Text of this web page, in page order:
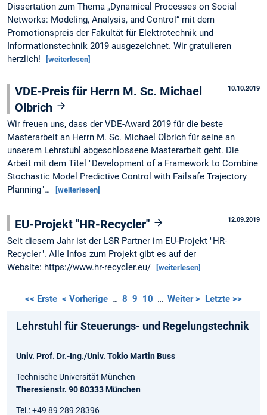
Dissertation zum Thema „Dynamical Processes on Social
Networks: Modeling, Analysis, and Control“ mit dem
Promotionspreis der Fakultät für Elektrotechnik und
Informationstechnik 2019 ausgezeichnet. Wir gratulieren
herzlich!
[weiterlesen]
10.10.2019
VDE-Preis für Herrn M. Sc. Michael
Olbrich
Wir freuen uns, dass der VDE-Award 2019 für die beste
Masterarbeit an Herrn M. Sc. Michael Olbrich für seine an
unserem Lehrstuhl abgeschlossene Masterarbeit geht. Die
Arbeit mit dem Titel "Development of a Framework to Combine
Stochastic Model Predictive Control with Failsafe Trajectory
Planning"…
[weiterlesen]
12.09.2019
EU-Projekt "HR-Recycler"
Seit diesem Jahr ist der LSR Partner im EU-Projekt "HR-
Recycler". Alle Infos zum Projekt gibt es auf der
Website: https://www.hr-recycler.eu/
[weiterlesen]
<< Erste < Vorherige … 8 9 10 … Weiter > Letzte >>
Lehrstuhl für Steuerungs- und Regelungstechnik
Univ. Prof. Dr.-Ing./Univ. Tokio Martin Buss
Technische Universität München
Theresienstr. 90 80333 München
Tel.: +49 89 289 28396